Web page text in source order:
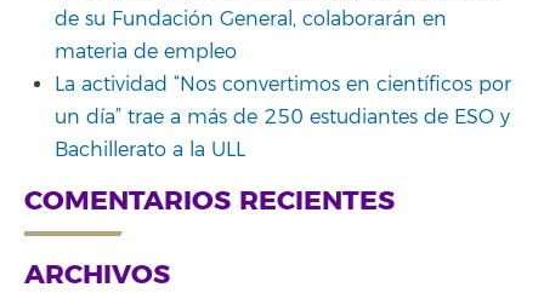
de su Fundación General, colaborarán en
materia de empleo
La actividad “Nos convertimos en científicos por
un día” trae a más de 250 estudiantes de ESO y
Bachillerato a la ULL
COMENTARIOS RECIENTES
ARCHIVOS